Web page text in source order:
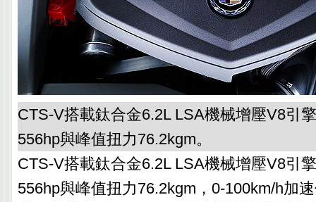
CTS-V搭載鈦合金6.2L LSA機械增壓V8引
556hp與峰值扭力76.2kgm。
CTS-V搭載鈦合金6.2L LSA機械增壓V8引
556hp與峰值扭力76.2kgm，0-100km/h加